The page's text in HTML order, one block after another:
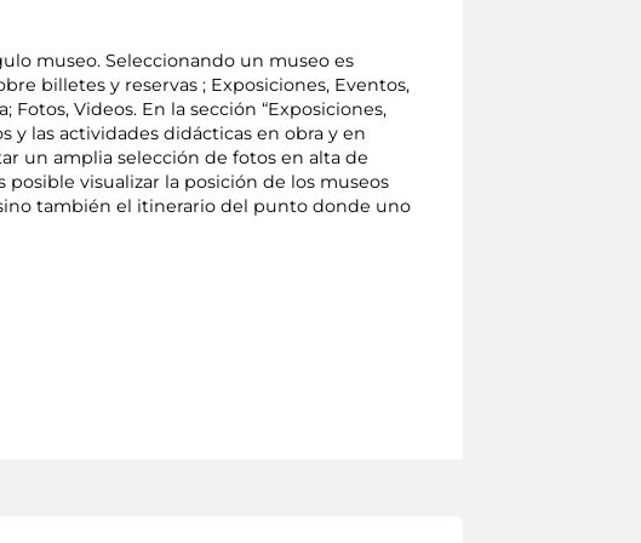
museo. Seleccionando un museo es
billetes y reservas ; Exposiciones, Eventos,
Videos. En la sección “Exposiciones,
y las actividades didácticas en obra y en
un amplia selección de fotos en alta de
posible visualizar la posición de los museos
también el itinerario del punto donde uno